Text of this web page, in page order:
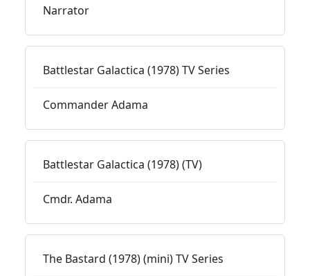
Narrator
Battlestar Galactica (1978) TV Series
Commander Adama
Battlestar Galactica (1978) (TV)
Cmdr. Adama
The Bastard (1978) (mini) TV Series